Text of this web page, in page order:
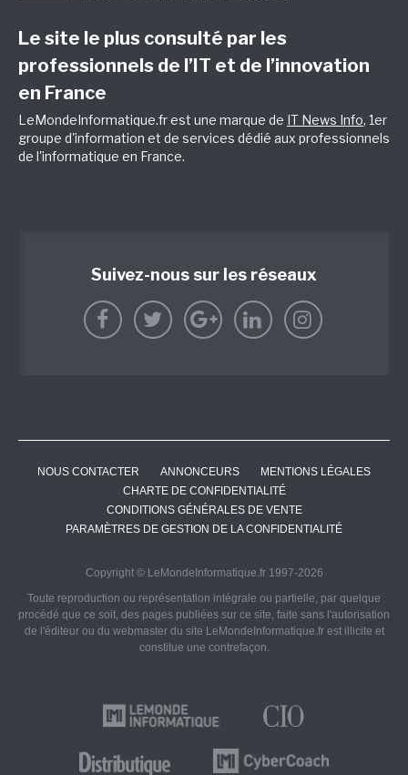
Le site le plus consulté par les
professionnels de l’IT et de l’innovation
en France
LeMondeInformatique.fr est une marque de IT News Info, 1er
groupe d'information et de services dédié aux professionnels
de l'informatique en France.
Suivez-nous sur les réseaux
NOUS CONTACTER ANNONCEURS
MENTIONS LÉGALES
CHARTE DE CONFIDENTIALITÉ
CONDITIONS GÉNÉRALES DE VENTE
PARAMÈTRES DE GESTION DE LA CONFIDENTIALITÉ
Copyright © LeMondeInformatique.fr 1997-2026
Toute reproduction ou représentation intégrale ou partielle, par quelque
procédé que ce soit, des pages publiées sur ce site, faite sans l'autorisation
de l'éditeur ou du webmaster du site LeMondeInformatique.fr est illicite et
constitue une contrefaçon.